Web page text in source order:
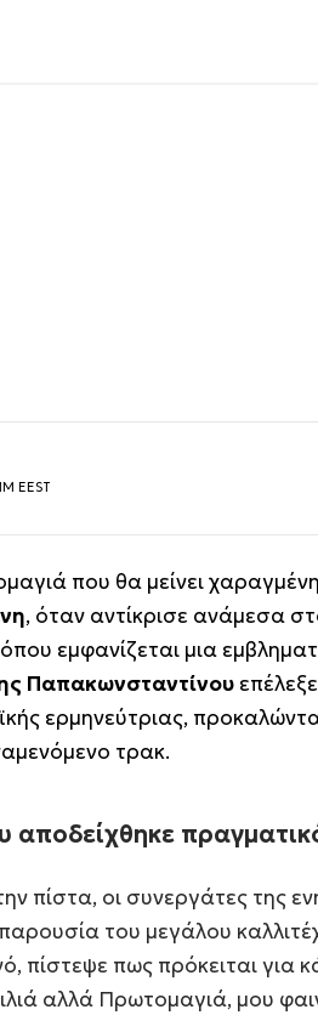
EEST
που θα μείνει
, όταν αντίκρισε ανάμεσα
εμφανίζεται μια
Παπακωνσταντίνου
ερμηνεύτριας,
τρακ.
αποδείχθηκε
πίστα, οι συνεργάτες της
του μεγάλου
πίστεψε πως πρόκειται για
αλλά Πρωτομαγιά, μου